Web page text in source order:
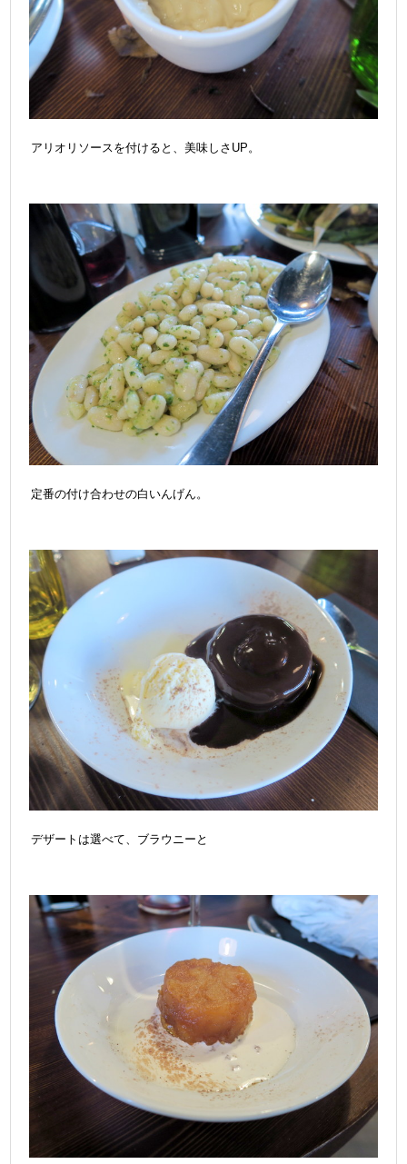
アリオリソースを付けると、美味しさUP。
定番の付け合わせの白いんげん。
デザートは選べて、ブラウニーと